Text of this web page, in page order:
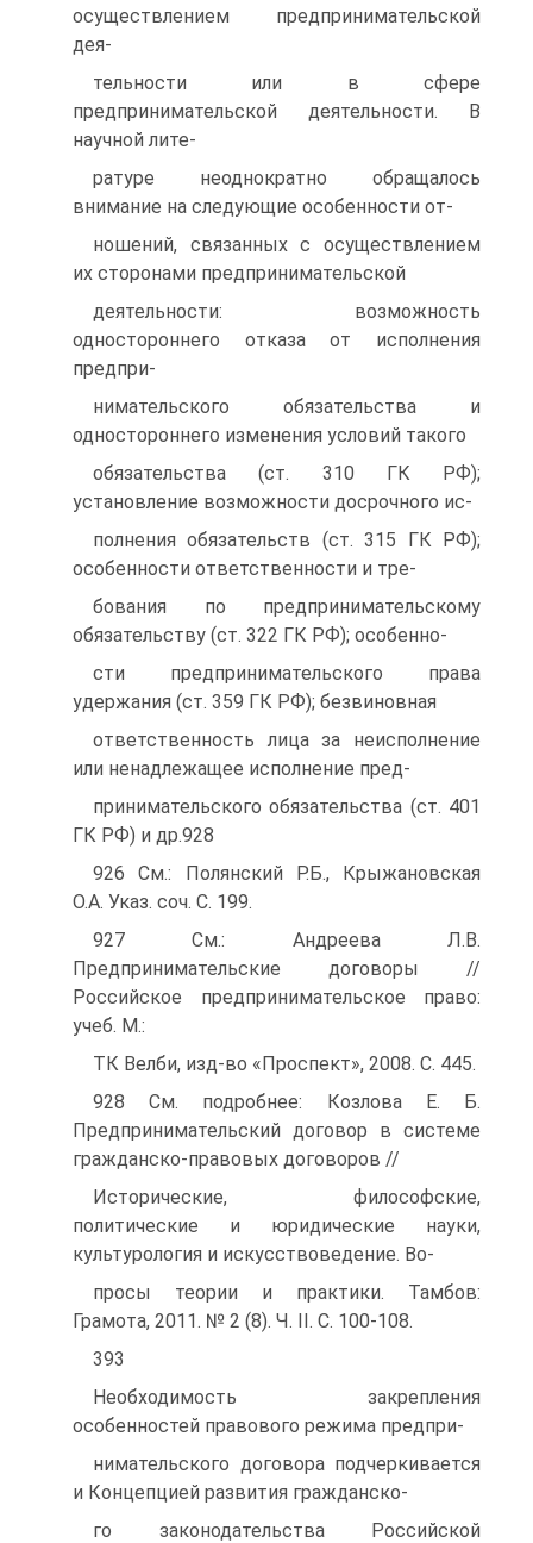
осуществлением предпринимательской
дея-
тельности или в сфере
предпринимательской деятельности. В
научной лите-
ратуре неоднократно обращалось
внимание на следующие особенности от-
ношений, связанных с осуществлением
их сторонами предпринимательской
деятельности: возможность
одностороннего отказа от исполнения
предпри-
нимательского обязательства и
одностороннего изменения условий такого
обязательства (ст. 310 ГК РФ);
установление возможности досрочного ис-
полнения обязательств (ст. 315 ГК РФ);
особенности ответственности и тре-
бования по предпринимательскому
обязательству (ст. 322 ГК РФ); особенно-
сти предпринимательского права
удержания (ст. 359 ГК РФ); безвиновная
ответственность лица за неисполнение
или ненадлежащее исполнение пред-
принимательского обязательства (ст. 401
ГК РФ) и др.928
926 См.: Полянский Р.Б., Крыжановская
О.А. Указ. соч. С. 199.
927 См.: Андреева Л.В.
Предпринимательские договоры //
Российское предпринимательское право:
учеб. М.:
ТК Велби, изд-во «Проспект», 2008. С. 445.
928 См. подробнее: Козлова Е. Б.
Предпринимательский договор в системе
гражданско-правовых договоров //
Исторические, философские,
политические и юридические науки,
культурология и искусствоведение. Во-
просы теории и практики. Тамбов:
Грамота, 2011. № 2 (8). Ч. II. С. 100-108.
393
Необходимость закрепления
особенностей правового режима предпри-
нимательского договора подчеркивается
и Концепцией развития гражданско-
го законодательства Российской